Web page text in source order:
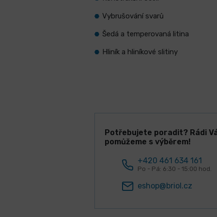
Vybrušování svarů
Šedá a temperovaná litina
Hliník a hliníkové slitiny
Potřebujete poradit? Rádi
pomůžeme s výběrem!
+420 461 634 161
Po - Pá: 6:30 - 15:00 hod.
eshop@briol.cz